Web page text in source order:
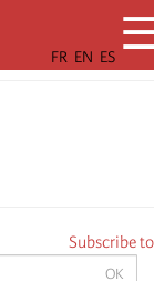
تجاوز
إلى
المحتوى
OK
Subscribe to